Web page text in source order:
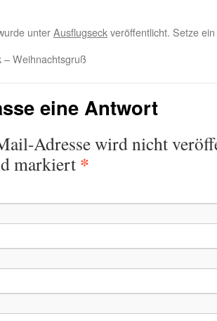
unterAusflugseckveröffentlicht. Setze
– Weihnachtsgruß
eine Antwort
Adresse wird nicht
markiert *